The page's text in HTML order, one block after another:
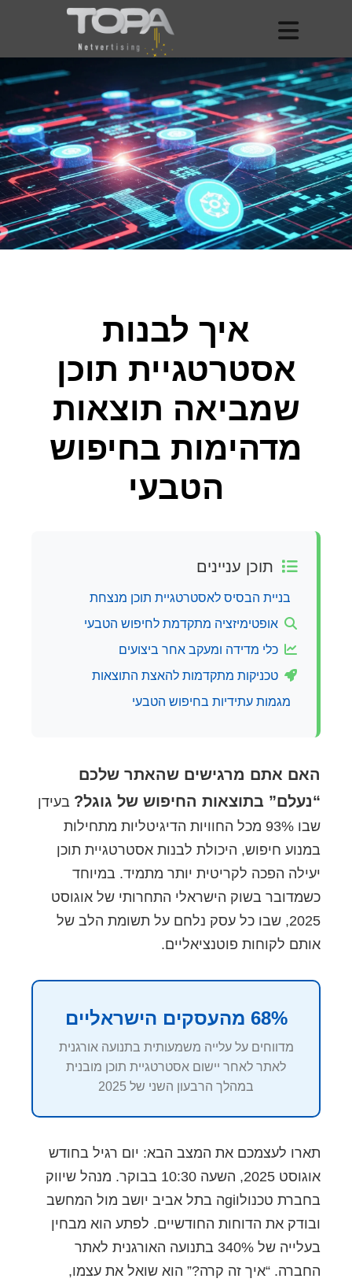
איך לבנות
אסטרטגיית תוכן
שמביאה תוצאות
מדהימות בחיפוש
הטבעי
תוכן עניינים
בניית הבסיס לאסטרטגיית תוכן מנצחת
אופטימיזציה מתקדמת לחיפוש הטבעי
כלי מדידה ומעקב אחר ביצועים
טכניקות מתקדמות להאצת התוצאות
מגמות עתידיות בחיפוש הטבעי
האם אתם מרגישים שהאתר שלכם
“נעלם” בתוצאות החיפוש של גוגל? בעידן
שבו 93% מכל החוויות הדיגיטליות מתחילות
במנוע חיפוש, היכולת לבנות אסטרטגיית תוכן
יעילה הפכה לקריטית יותר מתמיד. במיוחד
כשמדובר בשוק הישראלי התחרותי של אוגוסט
2025, שבו כל עסק נלחם על תשומת הלב של
אותם לקוחות פוטנציאליים.
68% מהעסקים הישראליים
מדווחים על עלייה משמעותית בתנועה אורגנית
לאתר לאחר יישום אסטרטגיית תוכן מובנית
במהלך הרבעון השני של 2025
תארו לעצמכם את המצב הבא: יום רגיל בחודש
אוגוסט 2025, השעה 10:30 בבוקר. מנהל שיווק
בחברת טכנולוgiה בתל אביב יושב מול המחשב
ובודק את הדוחות החודשיים. לפתע הוא מבחין
בעלייה של 340% בתנועה האורגנית לאתר
החברה. “איך זה קרה?” הוא שואל את עצמו,